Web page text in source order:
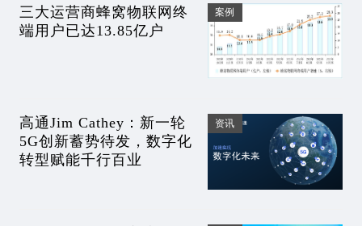
三大运营商蜂窝物联网终
端用户已达13.85亿户
案例
高通Jim Cathey：新一轮
5G创新蓄势待发，数字化
转型赋能千行百业
资讯